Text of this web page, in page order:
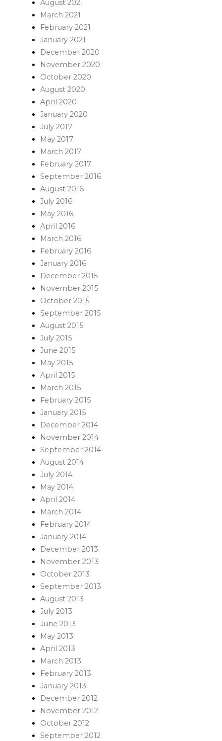
August 2021
March 2021
February 2021
January 2021
December 2020
November 2020
October 2020
August 2020
April 2020
January 2020
July 2017
May 2017
March 2017
February 2017
September 2016
August 2016
July 2016
May 2016
April 2016
March 2016
February 2016
January 2016
December 2015
November 2015
October 2015
September 2015
August 2015
July 2015
June 2015
May 2015
April 2015
March 2015
February 2015
January 2015
December 2014
November 2014
September 2014
August 2014
July 2014
May 2014
April 2014
March 2014
February 2014
January 2014
December 2013
November 2013
October 2013
September 2013
August 2013
July 2013
June 2013
May 2013
April 2013
March 2013
February 2013
January 2013
December 2012
November 2012
October 2012
September 2012